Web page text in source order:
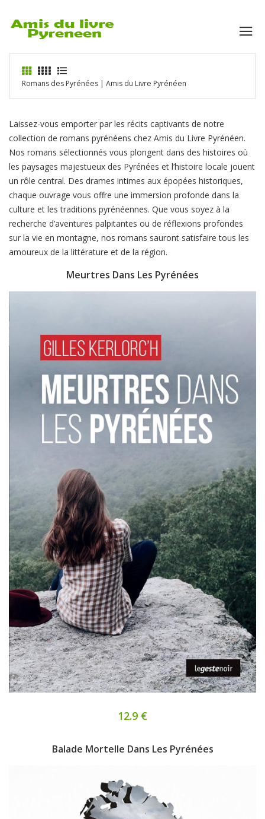
Romans des Pyrénées | Amis du Livre Pyrénéen
Laissez-vous emporter par les récits captivants de notre
collection de romans pyrénéens chez Amis du Livre Pyrénéen.
Nos romans sélectionnés vous plongent dans des histoires où
les paysages majestueux des Pyrénées et l’histoire locale jouent
un rôle central. Des drames intimes aux épopées historiques,
chaque ouvrage vous offre une immersion profonde dans la
culture et les traditions pyrénéennes. Que vous soyez à la
recherche d’aventures palpitantes ou de réflexions profondes
sur la vie en montagne, nos romans sauront satisfaire tous les
amoureux de la littérature et de la région.
Meurtres Dans Les Pyrénées
12.9 €
Balade Mortelle Dans Les Pyrénées